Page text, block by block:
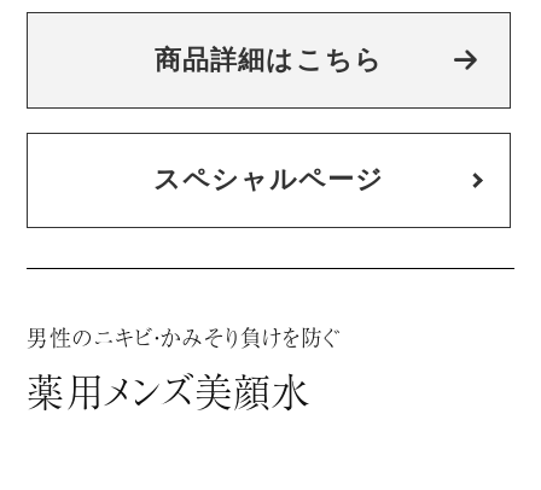
商品詳細はこちら
スペシャルページ
男性のニキビ・かみそり負けを防ぐ
薬用メンズ美顔水